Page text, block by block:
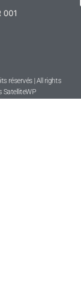
001
réservés | All rights
SatelliteWP